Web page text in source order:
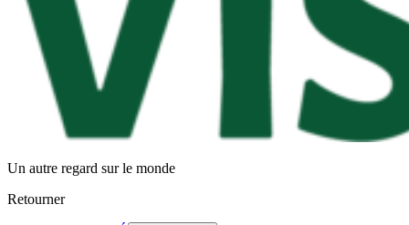
Un autre regard sur le monde
Retourner